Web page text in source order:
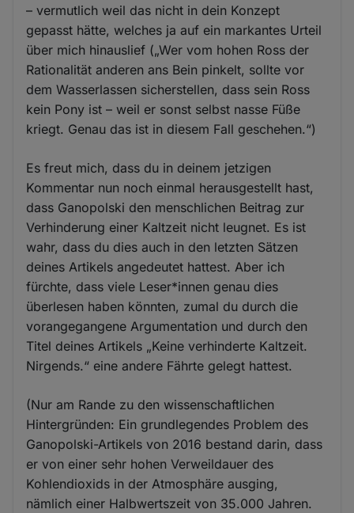
– vermutlich weil das nicht in dein Konzept
gepasst hätte, welches ja auf ein markantes Urteil
über mich hinauslief („Wer vom hohen Ross der
Rationalität anderen ans Bein pinkelt, sollte vor
dem Wasserlassen sicherstellen, dass sein Ross
kein Pony ist – weil er sonst selbst nasse Füße
kriegt. Genau das ist in diesem Fall geschehen.“)
Es freut mich, dass du in deinem jetzigen
Kommentar nun noch einmal herausgestellt hast,
dass Ganopolski den menschlichen Beitrag zur
Verhinderung einer Kaltzeit nicht leugnet. Es ist
wahr, dass du dies auch in den letzten Sätzen
deines Artikels angedeutet hattest. Aber ich
fürchte, dass viele Leser*innen genau dies
überlesen haben könnten, zumal du durch die
vorangegangene Argumentation und durch den
Titel deines Artikels „Keine verhinderte Kaltzeit.
Nirgends.“ eine andere Fährte gelegt hattest.
(Nur am Rande zu den wissenschaftlichen
Hintergründen: Ein grundlegendes Problem des
Ganopolski-Artikels von 2016 bestand darin, dass
er von einer sehr hohen Verweildauer des
Kohlendioxids in der Atmosphäre ausging,
nämlich einer Halbwertszeit von 35.000 Jahren.